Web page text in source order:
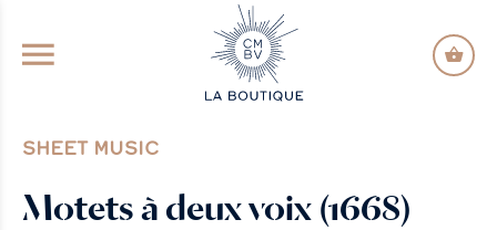
GO TO PRINCIPAL CONTENT
SHEET MUSIC
Motets à deux voix (1668)